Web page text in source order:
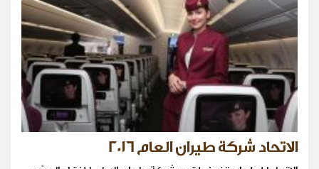
الاتحاد شركة طيران العام 2016